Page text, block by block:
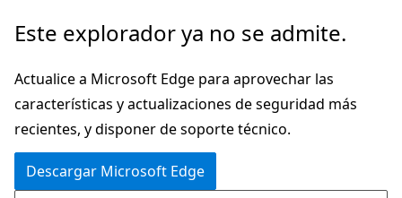
Ir
contenido
principal
Este explorador ya no se admite.
Actualice a Microsoft Edge para aprovechar las
características y actualizaciones de seguridad más
recientes, y disponer de soporte técnico.
Descargar Microsoft Edge